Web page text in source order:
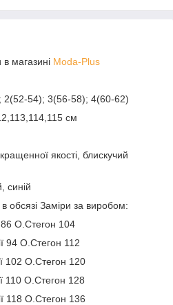
в магазині Moda-Plus
2(52-54); 3(56-58); 4(60-62)
см
якості, блискучий
синій
обсязі Заміри за виробом:
О.Стегон 104
94 О.Стегон 112
102 О.Стегон 120
110 О.Стегон 128
118 О.Стегон 136